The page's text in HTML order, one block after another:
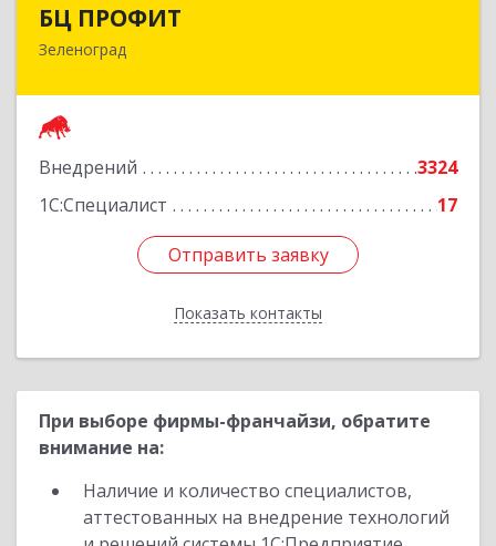
БЦ ПРОФИТ
Зеленоград
Внедрений
3324
1С:Специалист
17
Отправить заявку
Показать контакты
124482, Москва г, Зеленоград г, корпус 340,
Отправить заявку
Назад
При выборе фирмы-франчайзи, обратите
внимание на:
Наличие и количество специалистов,
аттестованных на внедрение технологий